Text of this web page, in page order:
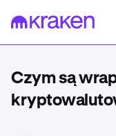
Czym są